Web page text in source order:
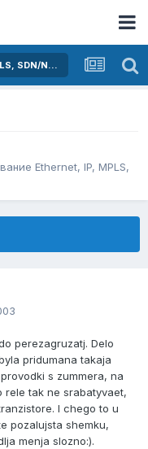
Активное оборудование Ethernet, IP, MPLS, SDN/NFV...
Ethernet, IP, MPLS,
perezagruzatj. Delo
pridumana takaja
s zummera, na
rele tak ne srabatyvaet,
I chego to u
pozalujsta shemku,
menja slozno:).